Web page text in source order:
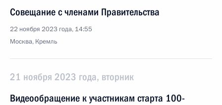
Совещание с членами Правительства
22 ноября 2023 года, 14:55
Москва, Кремль
21 ноября 2023 года, вторник
Видеообращение к участникам старта 100-